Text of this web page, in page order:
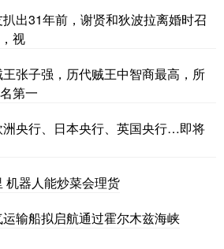
出31年前，谢贤和狄波拉离婚时召
视
张子强，历代贼王中智商最高，所
第一
央行、日本央行、英国央行…即将
机器人能炒菜会理货
输船拟启航通过霍尔木兹海峡